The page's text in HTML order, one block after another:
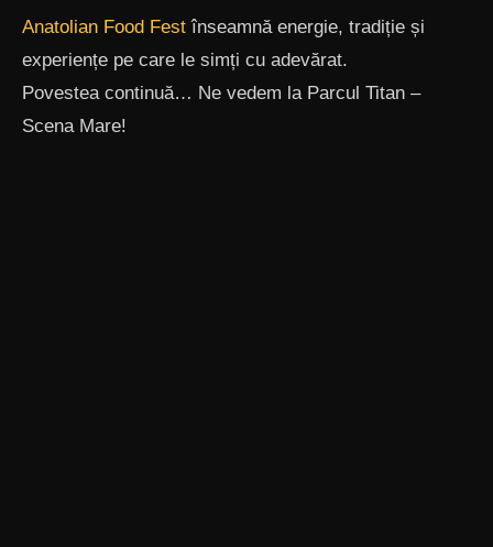
Anatolian Food Fest înseamnă energie, tradiție și
experiențe pe care le simți cu adevărat.
Povestea continuă… Ne vedem la Parcul Titan –
Scena Mare!